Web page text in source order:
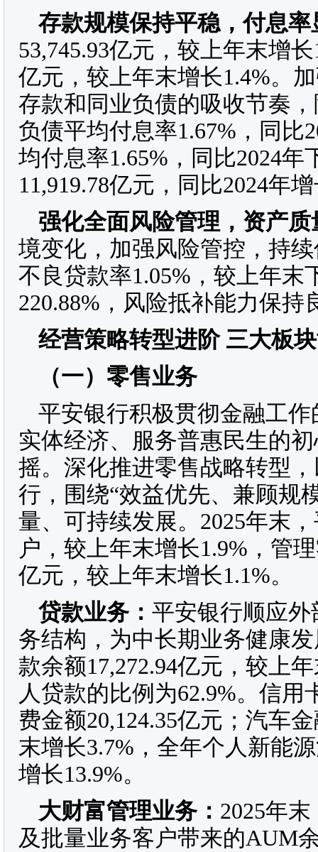
存款规模保持平稳，付息率
53,745.93亿元，较上年末增
亿元，较上年末增长1.4%。
存款和同业负债的吸收节奏
负债平均付息率1.67%，同比
均付息率1.65%，同比2024
11,919.78亿元，同比2024年
强化全面风险管理，资产
境变化，加强风险管控，持
不良贷款率1.05%，较上年末
220.88%，风险抵补能力保持
经营策略转型进阶 三大板
（一） 零售业务
平安银行积极贯彻金融工
实体经济、服务普惠民生的
摇。深化推进零售战略转型
行，围绕“效益优先、兼顾规
量、可持续发展。2025年末
户，较上年末增长1.9%，管
亿元，较上年末增长1.1%。
贷款业务： 平安银行顺应
务结构，为中长期业务健康
款余额17,272.94亿元，较上
人贷款的比例为62.9%。信用
费金额20,124.35亿元；汽车
末增长3.7%，全年个人新能
增长13.9%。
大财富管理业务： 2025年
及批量业务客户带来的AUM